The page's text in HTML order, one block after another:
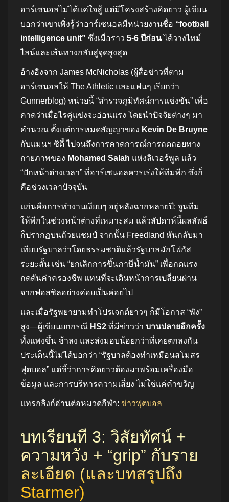
อาร์เซนอลไม่ได้แค่ใจสู้ แต่มีโครงสร้างคิดยาว ผู้เขียน
บอกว่าเขาเพิ่งรู้ว่าอาร์เซนอลมีหน่วยงานชื่อ “football
intelligence unit” ซึ่งเมื่อราว 5-6 ปีก่อนได้วางไทม์
ไลน์และเส้นทางกลับสู่จุดสูงสุด
อ้างอิงจาก James McNicholas (ผู้สื่อข่าวที่ตาม
อาร์เซนอลให้ The Athletic และแฟนๆ เรียกว่า
Gunnerblog) หน่วยนี้ “สำรวจภูมิทัศน์การแข่งขัน” เพื่อ
คาดว่าเมื่อไรคู่แข่งจะอ่อนแรง โดยนำปัจจัยต่างๆ มา
คำนวณ ตั้งแต่การหมดสัญญาของ Kevin De Bruyne
กับแมนฯ ซิตี้ ไปจนถึงการคาดการณ์การถดถอยทาง
กายภาพของ Mohamed Salah แห่งลิเวอร์พูล แล้ว
“ปักหน้าต่างเวลา” ที่อาร์เซนอลควรเร่งให้ทีมพีก ซึ่งก็
คือช่วงเวลาปัจจุบัน
แก่นคือการทำงานเงียบๆ อยู่หลังฉากหลายปี: จูนทีม
ให้พีกในช่วงหน้าต่างที่เหมาะสม แล้วสัปดาห์นี้ผลลัพธ์
ก็ปรากฏบนถ้วยแชมป์ จากนั้น Freedland หันกลับมา
เทียบรัฐบาลว่าโดยธรรมชาติแล้วรัฐบาลมักโฟกัส
ระยะสั้น เช่น “ยกเลิกการขึ้นภาษีน้ำมัน” เพื่อกดแรง
กดดันค่าครองชีพ แทนที่จะเดินหน้าการเปลี่ยนผ่าน
จากฟอสซิลอย่างค่อยเป็นค่อยไป
และเมื่อรัฐพยายามทำโปรเจกต์ยาวๆ ก็มีโอกาส “พัง”
สูง—ผู้เขียนยกกรณี HS2 ที่มีข่าวว่า บานปลายอีกครั้ง
ทั้งแพงขึ้น ช้าลง และส่งมอบน้อยกว่าที่เคยตกลงกัน
ประเด็นนี้ไม่ได้บอกว่า “รัฐบาลต้องทำเหมือนสโมสร
ฟุตบอล” แต่ชี้ว่าการคิดยาวต้องมาพร้อมเครื่องมือ
ข้อมูล และการบริหารความเสี่ยง ไม่ใช่แค่คำขวัญ
แทรกลิงก์อ่านต่อหมวดกีฬา: ข่าวฟุตบอล
บทเรียนที่ 3: วิสัยทัศน์ +
ความหวัง + “grip” กับราย
ละเอียด (และบทสรุปถึง
Starmer)